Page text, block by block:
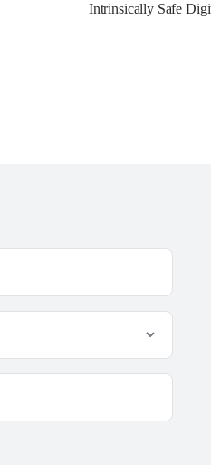
Intrinsically Safe